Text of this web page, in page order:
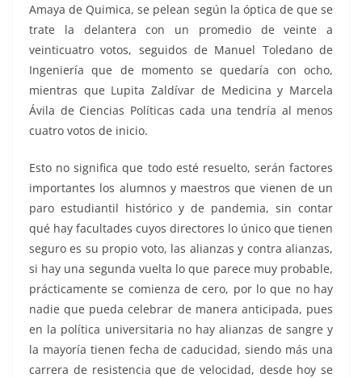
Amaya de Quimica, se pelean según la óptica de que se
trate la delantera con un promedio de veinte a
veinticuatro votos, seguidos de Manuel Toledano de
Ingeniería que de momento se quedaría con ocho,
mientras que Lupita Zaldívar de Medicina y Marcela
Ávila de Ciencias Políticas cada una tendría al menos
cuatro votos de inicio.
Esto no significa que todo esté resuelto, serán factores
importantes los alumnos y maestros que vienen de un
paro estudiantil histórico y de pandemia, sin contar
qué hay facultades cuyos directores lo único que tienen
seguro es su propio voto, las alianzas y contra alianzas,
si hay una segunda vuelta lo que parece muy probable,
prácticamente se comienza de cero, por lo que no hay
nadie que pueda celebrar de manera anticipada, pues
en la política universitaria no hay alianzas de sangre y
la mayoría tienen fecha de caducidad, siendo más una
carrera de resistencia que de velocidad, desde hoy se